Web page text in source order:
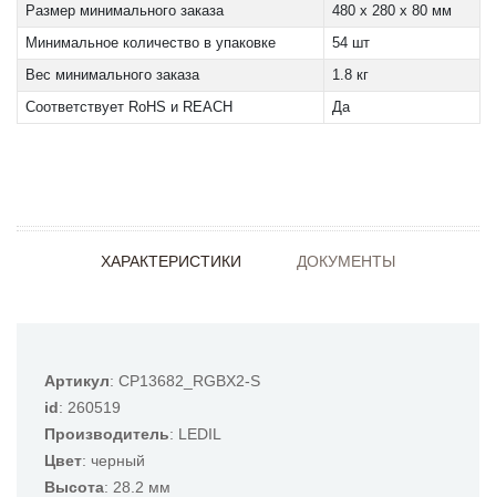
Размер минимального заказа
480 x 280 x 80 мм
Минимальное количество в упаковке
54 шт
Вес минимального заказа
1.8 кг
Соответствует RoHS и REACH
Да
ХАРАКТЕРИСТИКИ ДОКУМЕНТЫ
Артикул: CP13682_RGBX2-S
id: 260519
Производитель: LEDIL
Цвет: черный
Высота: 28.2 мм